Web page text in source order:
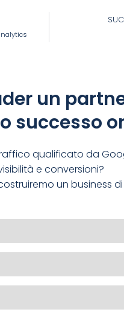
un
successo
qualificato da
e conversioni?
un business di